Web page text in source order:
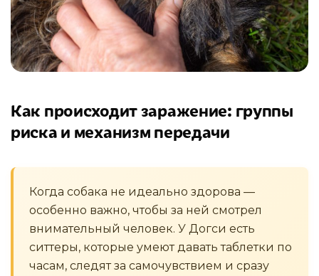
Как происходит заражение: группы
риска и механизм передачи
Когда собака не идеально здорова —
особенно важно, чтобы за ней смотрел
внимательный человек. У Догси есть
ситтеры, которые умеют давать таблетки по
часам, следят за самочувствием и сразу